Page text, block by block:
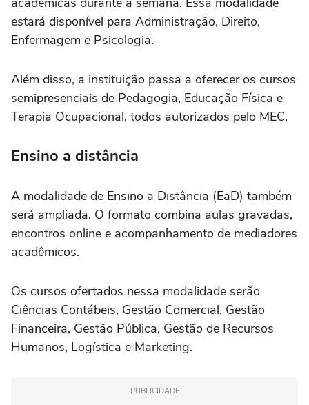
estará disponível para Administração, Direito,
Enfermagem e Psicologia.
Além disso, a instituição passa a oferecer os cursos
semipresenciais de Pedagogia, Educação Física e
Terapia Ocupacional, todos autorizados pelo MEC.
Ensino a distância
A modalidade de Ensino a Distância (EaD) também
será ampliada. O formato combina aulas gravadas,
encontros online e acompanhamento de mediadores
acadêmicos.
Os cursos ofertados nessa modalidade serão
Ciências Contábeis, Gestão Comercial, Gestão
Financeira, Gestão Pública, Gestão de Recursos
Humanos, Logística e Marketing.
PUBLICIDADE